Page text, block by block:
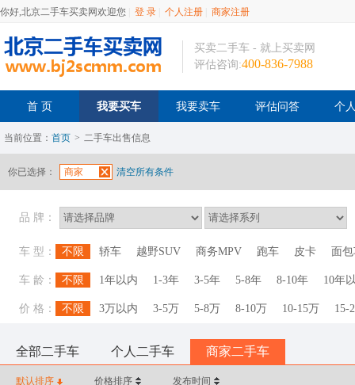
你好,北京二手车买卖网欢迎您 登 录 个人注册 商家注册
买卖二手车 - 就上买卖网
评估咨询:400-836-7988
首 页 我要买车 我要卖车 评估问答 个
当前位置： 首页 > 二手车出售信息
你已选择： 商家 清空所有条件
品 牌：
车 型： 不限 轿车 越野SUV 商务MPV 跑车 皮卡 面
车 龄： 不限 1年以内 1-3年 3-5年 5-8年 8-10年 10年
价 格： 不限 3万以内 3-5万 5-8万 8-10万 10-15万 15-
全部二手车 个人二手车 商家二手车
默认排序 价格排序 发布时间